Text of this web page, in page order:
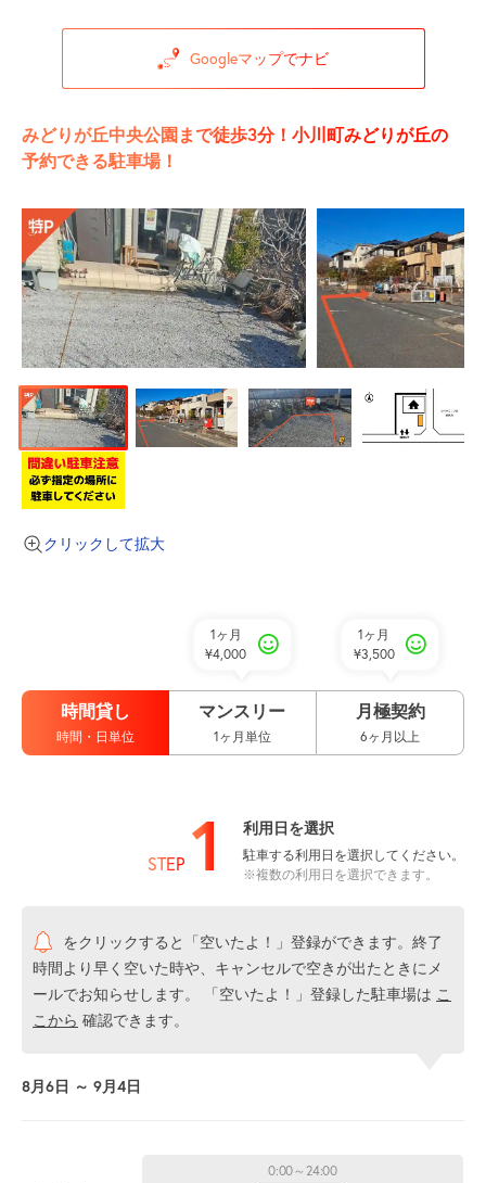
Googleマップでナビ
みどりが丘中央公園まで徒歩3分！小川町みどりが丘の
予約できる駐車場！
クリックして拡大
時間貸し
時間・日単位
1ヶ月
¥4,000
マンスリー
1ヶ月単位
1ヶ月
¥3,500
月極契約
6ヶ月以上
STEP 1 利用日を選択
駐車する利用日を選択してください。
※複数の利用日を選択できます。
をクリックすると「空いたよ！」登録ができます。終了
時間より早く空いた時や、キャンセルで空きが出たときにメ
ールでお知らせします。 「空いたよ！」登録した駐車場は こ
こから 確認できます。
8月6日 ～ 9月4日
0:00～24:00